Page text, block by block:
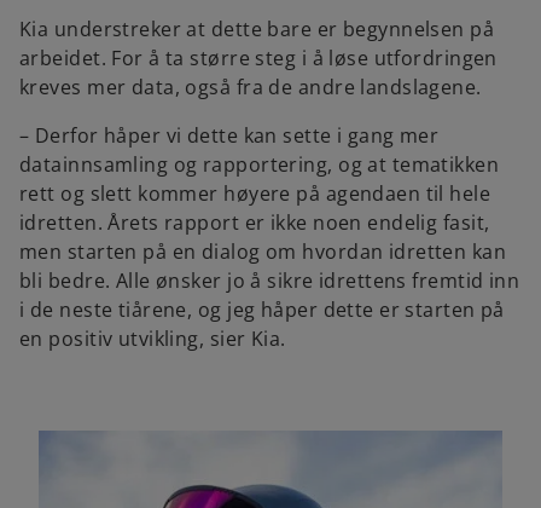
Kia understreker at dette bare er begynnelsen på
arbeidet. For å ta større steg i å løse utfordringen
kreves mer data, også fra de andre landslagene.
– Derfor håper vi dette kan sette i gang mer
datainnsamling og rapportering, og at tematikken
rett og slett kommer høyere på agendaen til hele
idretten. Årets rapport er ikke noen endelig fasit,
men starten på en dialog om hvordan idretten kan
bli bedre. Alle ønsker jo å sikre idrettens fremtid inn
i de neste tiårene, og jeg håper dette er starten på
en positiv utvikling, sier Kia.